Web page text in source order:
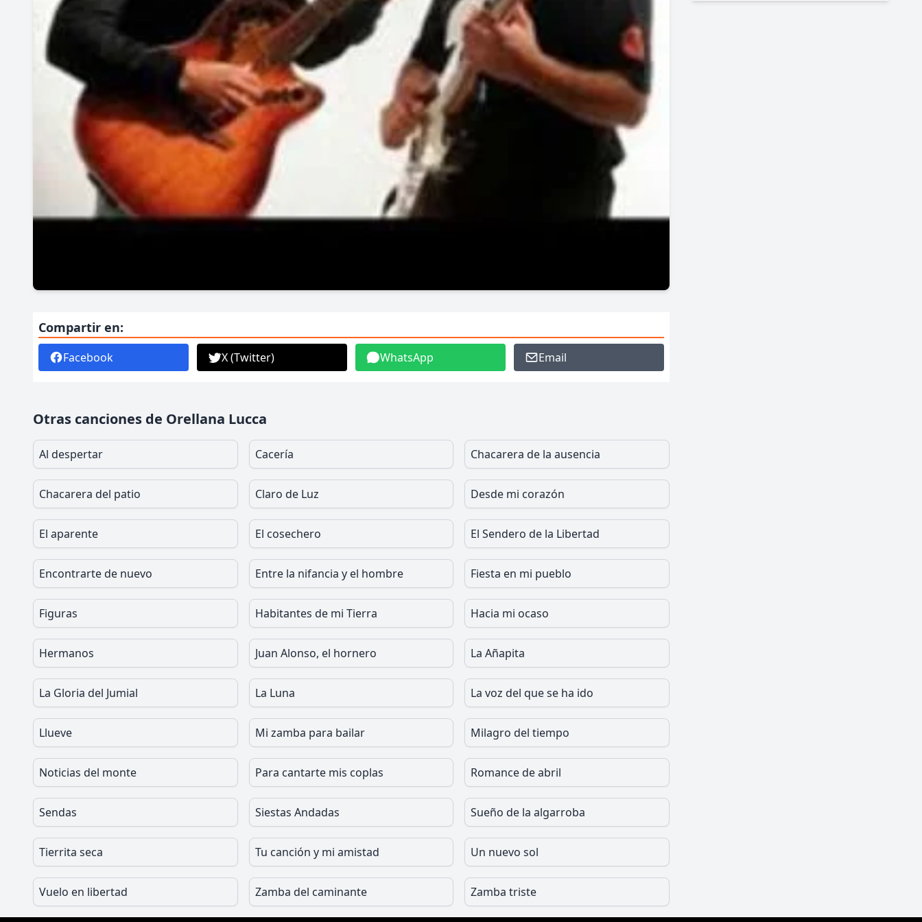
Compartir en:
Facebook X (Twitter) WhatsApp Email
Otras canciones de Orellana Lucca
Al despertar Cacería Chacarera de la ausencia
Chacarera del patio Claro de Luz Desde mi corazón
El aparente El cosechero El Sendero de la Libertad
Encontrarte de nuevo Entre la nifancia y el hombre Fiesta en mi pueblo
Figuras Habitantes de mi Tierra Hacia mi ocaso
Hermanos Juan Alonso, el hornero La Añapita
La Gloria del Jumial La Luna La voz del que se ha ido
Llueve Mi zamba para bailar Milagro del tiempo
Noticias del monte Para cantarte mis coplas Romance de abril
Sendas Siestas Andadas Sueño de la algarroba
Tierrita seca Tu canción y mi amistad Un nuevo sol
Vuelo en libertad Zamba del caminante Zamba triste